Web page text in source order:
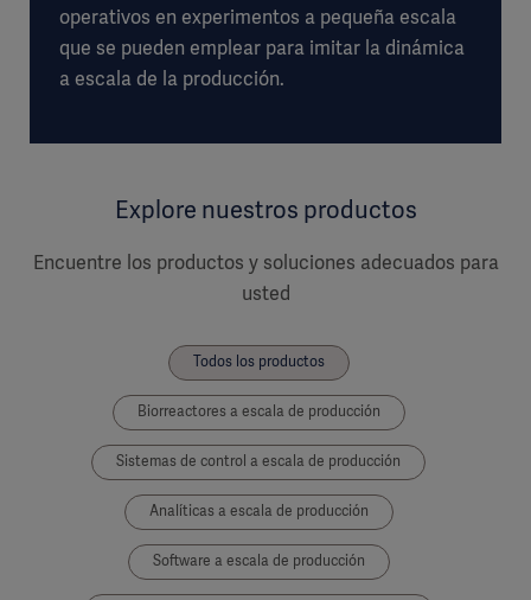
operativos en experimentos a pequeña escala
que se pueden emplear para imitar la dinámica
a escala de la producción.
Explore nuestros productos
Encuentre los productos y soluciones adecuados para
usted
Todos los productos
Biorreactores a escala de producción
Sistemas de control a escala de producción
Analíticas a escala de producción
Software a escala de producción